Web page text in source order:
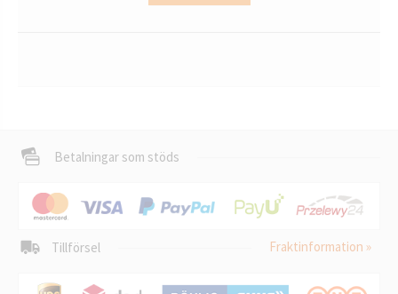
Betalningar som stöds
Tillförsel Fraktinformation »